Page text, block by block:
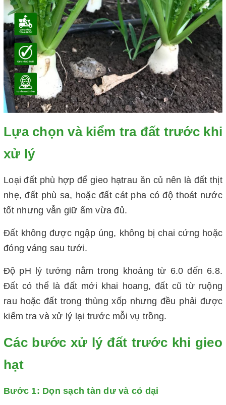
Lựa chọn và kiểm tra đất trước khi
xử lý
Loại đất phù hợp để gieo hạtrau ăn củ nên là đất thịt
nhẹ, đất phù sa, hoặc đất cát pha có độ thoát nước
tốt nhưng vẫn giữ ẩm vừa đủ.
Đất không được ngập úng, không bị chai cứng hoặc
đóng váng sau tưới.
Độ pH lý tưởng nằm trong khoảng từ 6.0 đến 6.8.
Đất có thể là đất mới khai hoang, đất cũ từ ruộng
rau hoặc đất trong thùng xốp nhưng đều phải được
kiểm tra và xử lý lại trước mỗi vụ trồng.
Các bước xử lý đất trước khi gieo
hạt
Bước 1: Dọn sạch tàn dư và cỏ dại